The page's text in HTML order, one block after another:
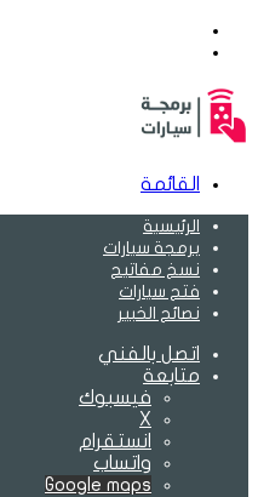
القائمة
الرئيسية
برمجة سيارات
نسخ مفاتيح
فتح سيارات
نصائح الخبير
اتصل بالفني
متابعة
فيسبوك
‫X
انستقرام
واتساب
Google maps